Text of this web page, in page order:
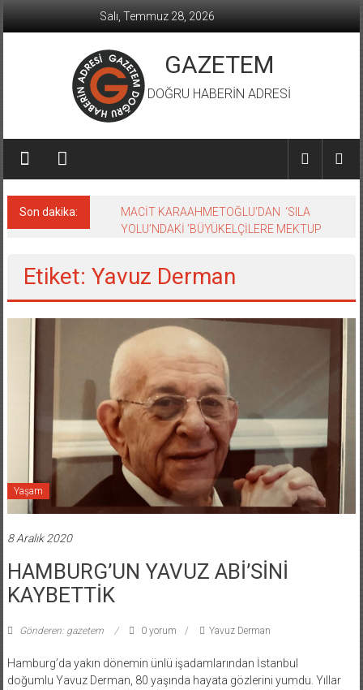
Salı, Temmuz 28, 2026
GAZETEM
DOĞRU HABERİN ADRESİ
Son dakika:
MACİT KARAAHMETOĞLU’DAN ‘SILA
YOLU’NDAKİ ’BÜYÜKELÇİLERE MEKTUP
Etiket: Yavuz Derman
Yaşam
8 Aralık 2020
HAMBURG’UN YAVUZ ABİ’SİNİ
KAYBETTİK
Gönderen: gazetem 0 yorum Yavuz Derman
Hamburg’da yakın dönemin ünlü işadamlarından İstanbul
doğumlu Yavuz Derman, 80 yaşında hayata gözlerini yumdu. Yıllar